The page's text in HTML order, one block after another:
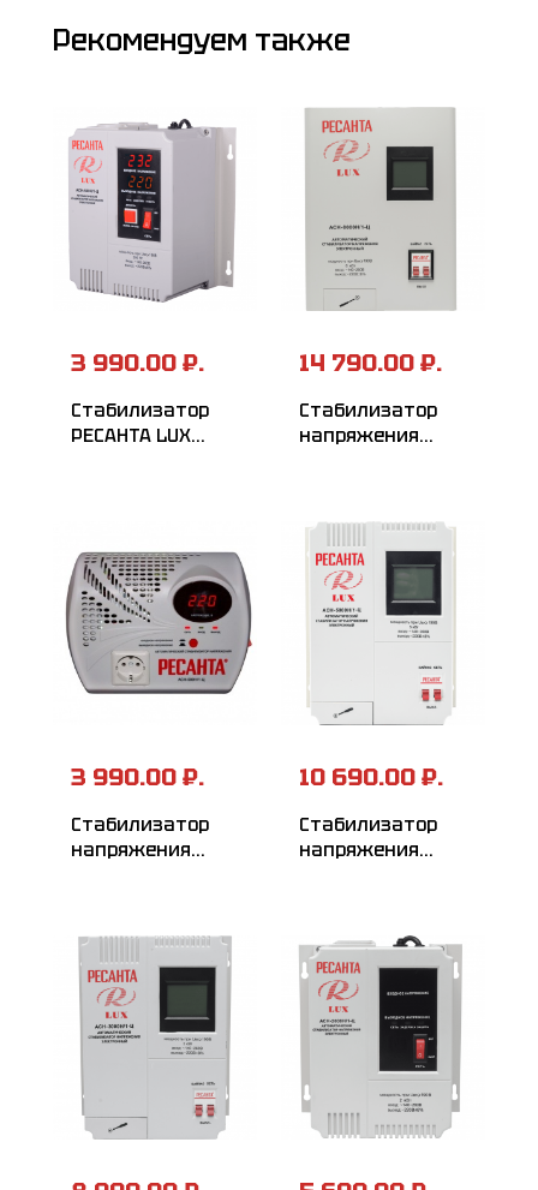
Рекомендуем также
3 990.00 ₽.
Стабилизатор
РЕСАНТА LUX
14 790.00 ₽.
Стабилизатор
напряжения
3 990.00 ₽.
Стабилизатор
напряжения
10 690.00 ₽.
Стабилизатор
напряжения